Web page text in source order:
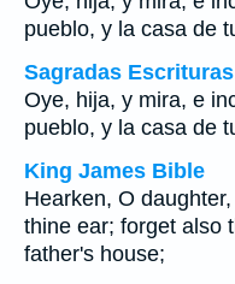
pueblo, y la casa de
Sagradas
Oye, hija, y mira, e
pueblo, y la casa de
King James Bible
Hearken, O
thine ear; forget also
father's house;